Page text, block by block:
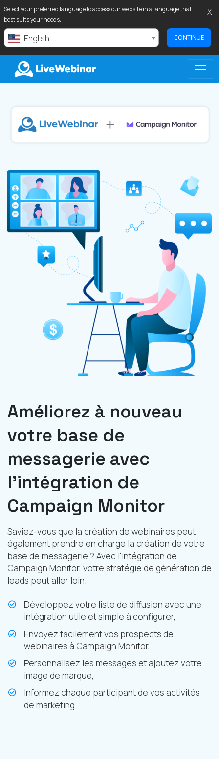
Select your preferred language to access our website in a language that
best suits your needs.
English CONTINUE
X
LIVEWEBINAR.COM
Améliorez à nouveau
votre base de
messagerie avec
l'intégration de
Campaign Monitor
Saviez-vous que la création de webinaires peut
également prendre en charge la création de votre
base de messagerie ? Avec l'intégration de
Campaign Monitor, votre stratégie de génération de
leads peut aller loin.
Développez votre liste de diffusion avec une
intégration utile et simple à configurer,
Envoyez facilement vos prospects de
webinaires à Campaign Monitor,
Personnalisez les messages et ajoutez votre
image de marque,
Informez chaque participant de vos activités
de marketing.